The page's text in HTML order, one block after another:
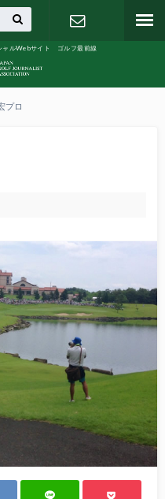
ャルWebサイト ゴルフ最前線
プロ